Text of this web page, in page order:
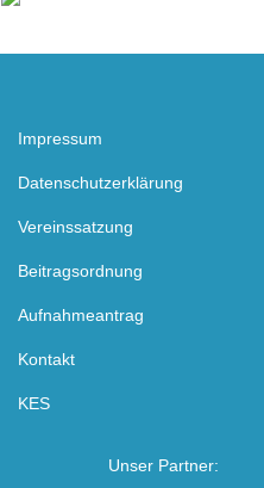
Impressum
Datenschutzerklärung
Vereinssatzung
Beitragsordnung
Aufnahmeantrag
Kontakt
KES
Unser Partner: